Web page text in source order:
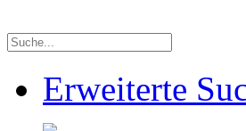
Erweiterte